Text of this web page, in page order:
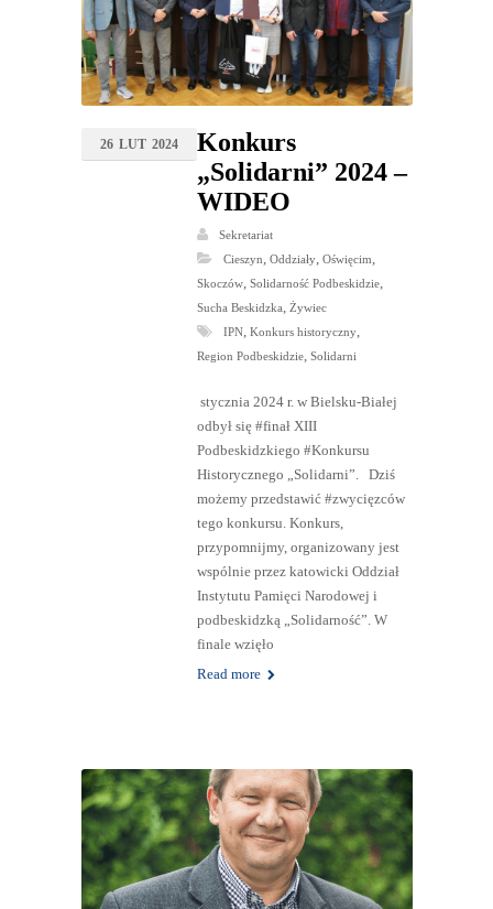
26 LUT 2024
Konkurs
„Solidarni” 2024 –
WIDEO
Sekretariat
Cieszyn, Oddziały, Oświęcim,
Skoczów, Solidarność Podbeskidzie,
Sucha Beskidzka, Żywiec
IPN, Konkurs historyczny,
Region Podbeskidzie, Solidarni
stycznia 2024 r. w Bielsku-Białej
odbył się #finał XIII
Podbeskidzkiego #Konkursu
Historycznego „Solidarni”. Dziś
możemy przedstawić #zwycięzców
tego konkursu. Konkurs,
przypomnijmy, organizowany jest
wspólnie przez katowicki Oddział
Instytutu Pamięci Narodowej i
podbeskidzką „Solidarność”. W
finale wzięło
Read more